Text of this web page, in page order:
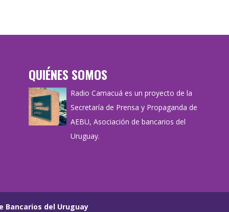
QUIÉNES SOMOS
Radio Camacuá es un proyecto de la
Secretaría de Prensa y Propaganda de
AEBU, Asociación de bancarios del
Uruguay.
Bancarios del Uruguay